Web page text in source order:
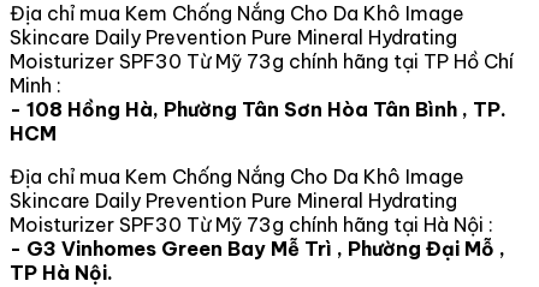
Địa chỉ mua Kem Chống Nắng Cho Da Khô Image
Skincare Daily Prevention Pure Mineral Hydrating
Moisturizer SPF30 Từ Mỹ 73g chính hãng tại TP Hồ Chí
Minh :
- 108 Hồng Hà, Phường Tân Sơn Hòa Tân Bình , TP.
HCM
Địa chỉ mua Kem Chống Nắng Cho Da Khô Image
Skincare Daily Prevention Pure Mineral Hydrating
Moisturizer SPF30 Từ Mỹ 73g chính hãng tại Hà Nội :
- G3 Vinhomes Green Bay Mễ Trì , Phường Đại Mỗ ,
TP Hà Nội.